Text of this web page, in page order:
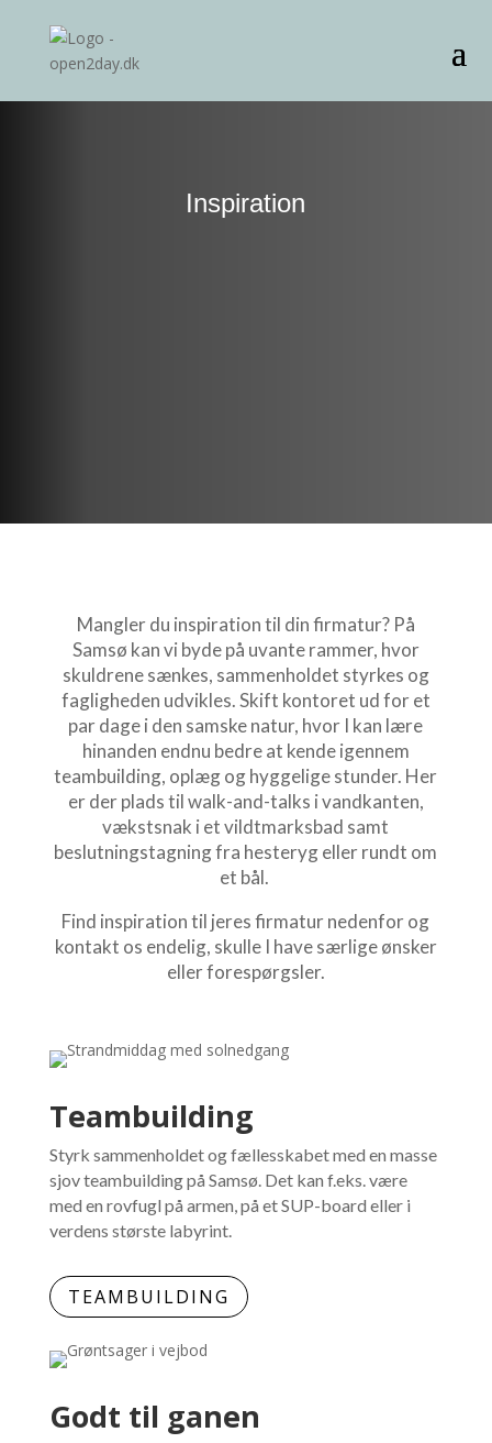
Inspiration
Mangler du inspiration til din firmatur? På
Samsø kan vi byde på uvante rammer, hvor
skuldrene sænkes, sammenholdet styrkes og
fagligheden udvikles. Skift kontoret ud for et
par dage i den samske natur, hvor I kan lære
hinanden endnu bedre at kende igennem
teambuilding, oplæg og hyggelige stunder. Her
er der plads til walk-and-talks i vandkanten,
vækstsnak i et vildtmarksbad samt
beslutningstagning fra hesteryg eller rundt om
et bål.
Find inspiration til jeres firmatur nedenfor og
kontakt os endelig, skulle I have særlige ønsker
eller forespørgsler.
Teambuilding
Styrk sammenholdet og fællesskabet med en masse
sjov teambuilding på Samsø. Det kan f.eks. være
med en rovfugl på armen, på et SUP-board eller i
verdens største labyrint.
TEAMBUILDING
Godt til ganen